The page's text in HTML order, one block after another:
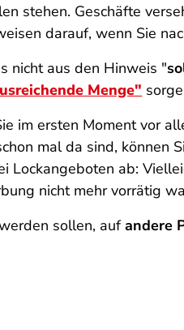
stehen. Geschäfte
darauf, wenn Sie
nicht aus den Hinweis "
Menge"
im ersten Moment vor
mal da sind, können
Lockangeboten ab:
nicht mehr vorrätig
sollen, aufandere